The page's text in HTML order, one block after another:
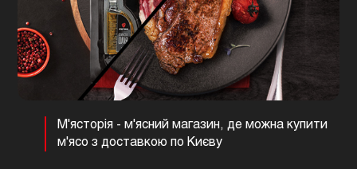
М'ясторія - м'ясний магазин, де можна купити
м'ясо з доставкою по Києву